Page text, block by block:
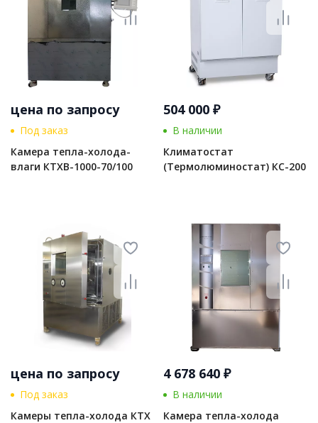
цена по запросу
Под заказ
Камера тепла-холода-
влаги КТХВ-1000-70/100
504 000 ₽
В наличии
Климатостат
(Термолюминостат) КС-200
цена по запросу
Под заказ
Камеры тепла-холода КТХ
4 678 640 ₽
В наличии
Камера тепла-холода